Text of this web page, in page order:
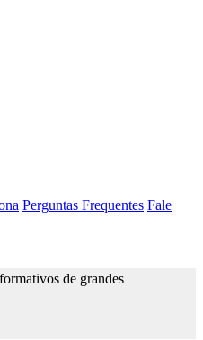
Perguntas Frequentes Fale
de grandes